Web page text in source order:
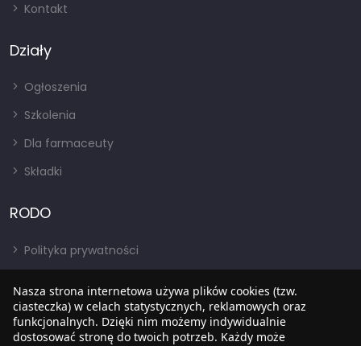
Kontakt
Działy
Ogłoszenia
Szkolenia
Dla farmaceuty
Składki
RODO
Polityka prywatności
RODO
BIP
Nasza strona internetowa używa plików cookies (tzw.
ciasteczka) w celach statystycznych, reklamowych oraz
funkcjonalnych. Dzięki nim możemy indywidualnie
dostosować stronę do twoich potrzeb. Każdy może